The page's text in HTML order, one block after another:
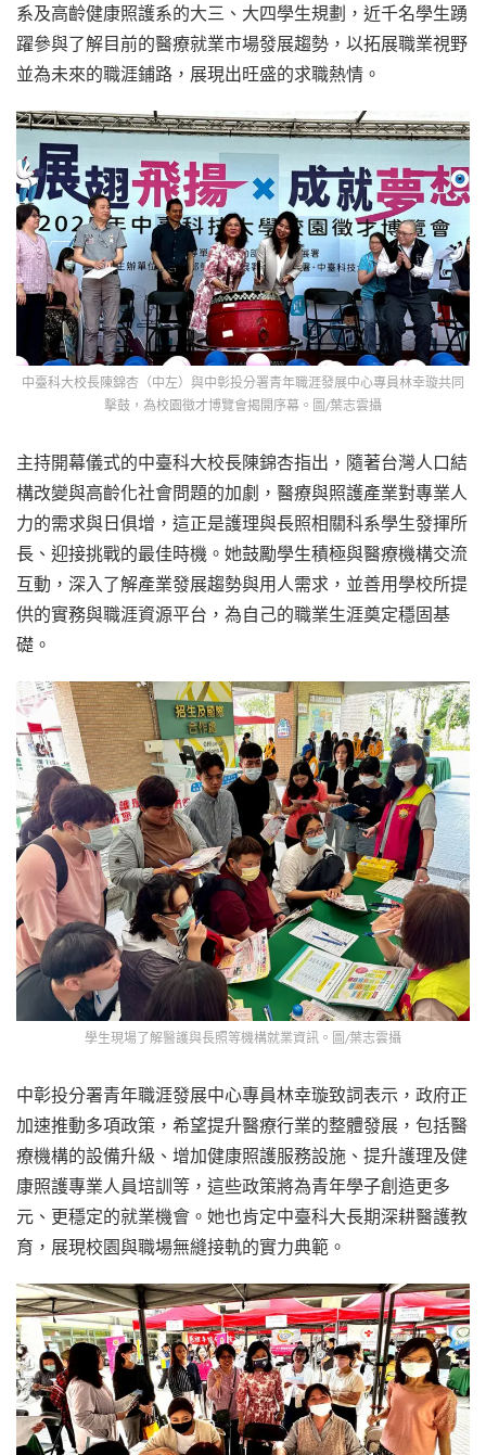
系及高齡健康照護系的大三、大四學生規劃，近千名學生踴
躍參與了解目前的醫療就業市場發展趨勢，以拓展職業視野
並為未來的職涯鋪路，展現出旺盛的求職熱情。
中臺科大校長陳錦杏（中左）與中彰投分署青年職涯發展中心專員林幸璇共同
擊鼓，為校園徵才博覽會揭開序幕。圖/葉志雲攝
主持開幕儀式的中臺科大校長陳錦杏指出，隨著台灣人口結
構改變與高齡化社會問題的加劇，醫療與照護產業對專業人
力的需求與日俱增，這正是護理與長照相關科系學生發揮所
長、迎接挑戰的最佳時機。她鼓勵學生積極與醫療機構交流
互動，深入了解產業發展趨勢與用人需求，並善用學校所提
供的實務與職涯資源平台，為自己的職業生涯奠定穩固基
礎。
學生現場了解醫護與長照等機構就業資訊。圖/葉志雲攝
中彰投分署青年職涯發展中心專員林幸璇致詞表示，政府正
加速推動多項政策，希望提升醫療行業的整體發展，包括醫
療機構的設備升級、增加健康照護服務設施、提升護理及健
康照護專業人員培訓等，這些政策將為青年學子創造更多
元、更穩定的就業機會。她也肯定中臺科大長期深耕醫護教
育，展現校園與職場無縫接軌的實力典範。